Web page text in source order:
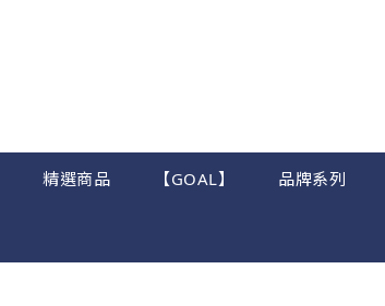
精選商品 【GOAL】 品牌系列